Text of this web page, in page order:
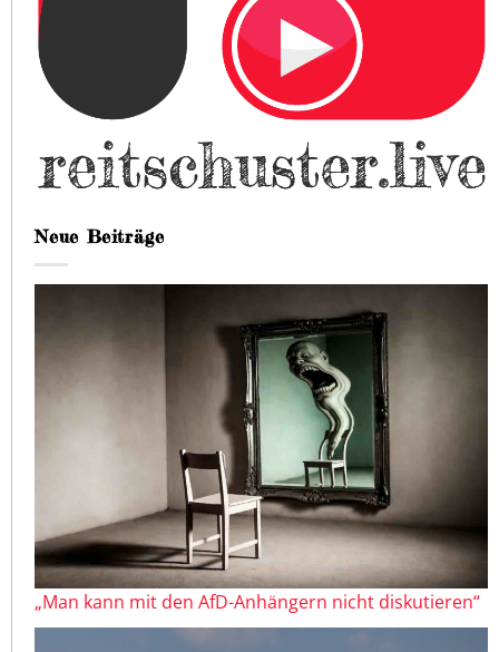
Neue Beiträge
„Man kann mit den AfD-Anhängern nicht diskutieren“